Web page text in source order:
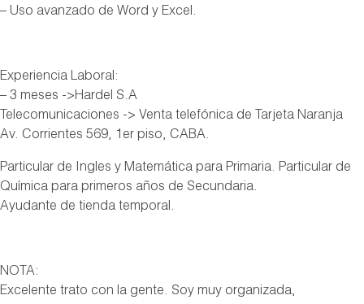
– Uso avanzado de Word y Excel.
Experiencia Laboral:
– 3 meses ->Hardel S.A
Telecomunicaciones -> Venta telefónica de Tarjeta Naranja
Av. Corrientes 569, 1er piso, CABA.
Particular de Ingles y Matemática para Primaria. Particular de
Química para primeros años de Secundaria.
Ayudante de tienda temporal.
NOTA:
Excelente trato con la gente. Soy muy organizada,